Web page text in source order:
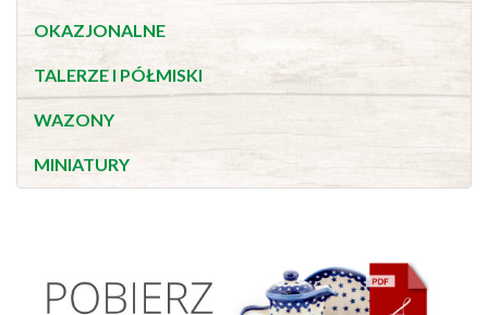
OKAZJONALNE
TALERZE I PÓŁMISKI
WAZONY
MINIATURY